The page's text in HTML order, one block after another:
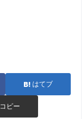
はてブ
コピー